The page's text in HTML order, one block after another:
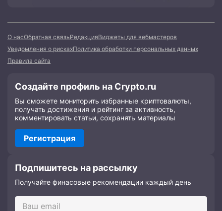
О насОбратная связьРедакцияВиджеты для вебмастеров
Уведомления о рискахПолитика обработки персональных данных
Правила сайта
Создайте профиль на Crypto.ru
Вы сможете мониторить избранные криптовалюты,
получать достижения и рейтинг за активность,
комментировать статьи, сохранять материалы
Регистрация
Подпишитесь на рассылку
Получайте финасовые рекомендации каждый день